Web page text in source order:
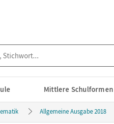
Mittlere Schulformen
Allgemeine Ausgabe 2018